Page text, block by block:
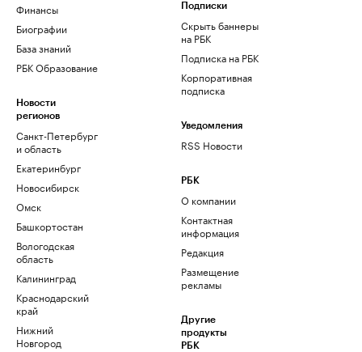
Финансы
Биографии
База знаний
РБК Образование
Новости
регионов
Санкт-Петербург
и область
Екатеринбург
Новосибирск
Омск
Башкортостан
Вологодская
область
Калининград
Краснодарский
край
Нижний
Новгород
Подписки
Скрыть баннеры
на РБК
Подписка на РБК
Корпоративная
подписка
Уведомления
RSS Новости
РБК
О компании
Контактная
информация
Редакция
Размещение
рекламы
Другие
продукты
РБК